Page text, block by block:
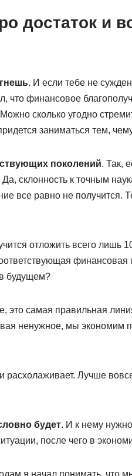
достаток и
. И если тебе не
что финансовое
сколько угодно
заниматься тем,
поколений. Так,
склонность к точным
все равно не получится.
отложить всего лишь
будущем?
это самая правильная
ненужное, мы экономим
расхолаживает. Лучше
будет. И к нему
после чего в
я начал понимать, что